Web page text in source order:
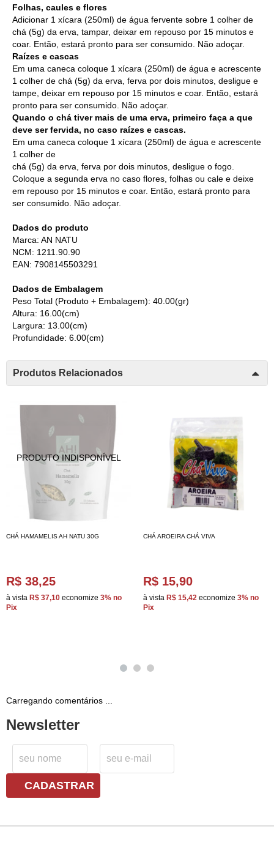
Folhas, caules e flores
Adicionar 1 xícara (250ml) de água fervente sobre 1 colher de
chá (5g) da erva, tampar, deixar em repouso por 15 minutos e
coar. Então, estará pronto para ser consumido. Não adoçar.
Raízes e cascas
Em uma caneca coloque 1 xícara (250ml) de água e acrescente
1 colher de chá (5g) da erva, ferva por dois minutos, desligue e
tampe, deixar em repouso por 15 minutos e coar. Então, estará
pronto para ser consumido. Não adoçar.
Quando o chá tiver mais de uma erva, primeiro faça a que
deve ser fervida, no caso raízes e cascas.
Em uma caneca coloque 1 xícara (250ml) de água e acrescente
1 colher de
chá (5g) da erva, ferva por dois minutos, desligue o fogo.
Coloque a segunda erva no caso flores, folhas ou cale e deixe
em repouso por 15 minutos e coar. Então, estará pronto para
ser consumido. Não adoçar.
Dados do produto
Marca: AN NATU
NCM: 1211.90.90
EAN: 7908145503291
Dados de Embalagem
Peso Total (Produto + Embalagem): 40.00(gr)
Altura: 16.00(cm)
Largura: 13.00(cm)
Profundidade: 6.00(cm)
Produtos Relacionados
CHÁ HAMAMELIS AH NATU 30G
R$ 38,25
à vista R$ 37,10 economize 3% no
Pix
CHÁ AROEIRA CHÁ VIVA
R$ 15,90
à vista R$ 15,42 economize 3% no
Pix
Carregando comentários ...
Newsletter
CADASTRAR